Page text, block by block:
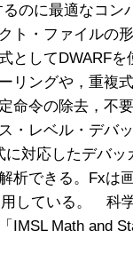
のに最適なコン
ト・ファイルの
としてDWARF
リングや，重複
命令の除去，不
・レベル・デバ
に対応したデバ
析できる。Fxは
している。 科
IMSL Math and